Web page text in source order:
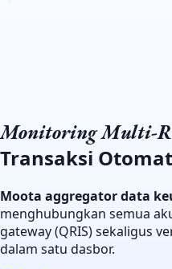
Monitoring Multi-
Transaksi
Moota aggregator data
menghubungkan semua
gateway (QRIS) sekaligus
dalam satu dasbor.